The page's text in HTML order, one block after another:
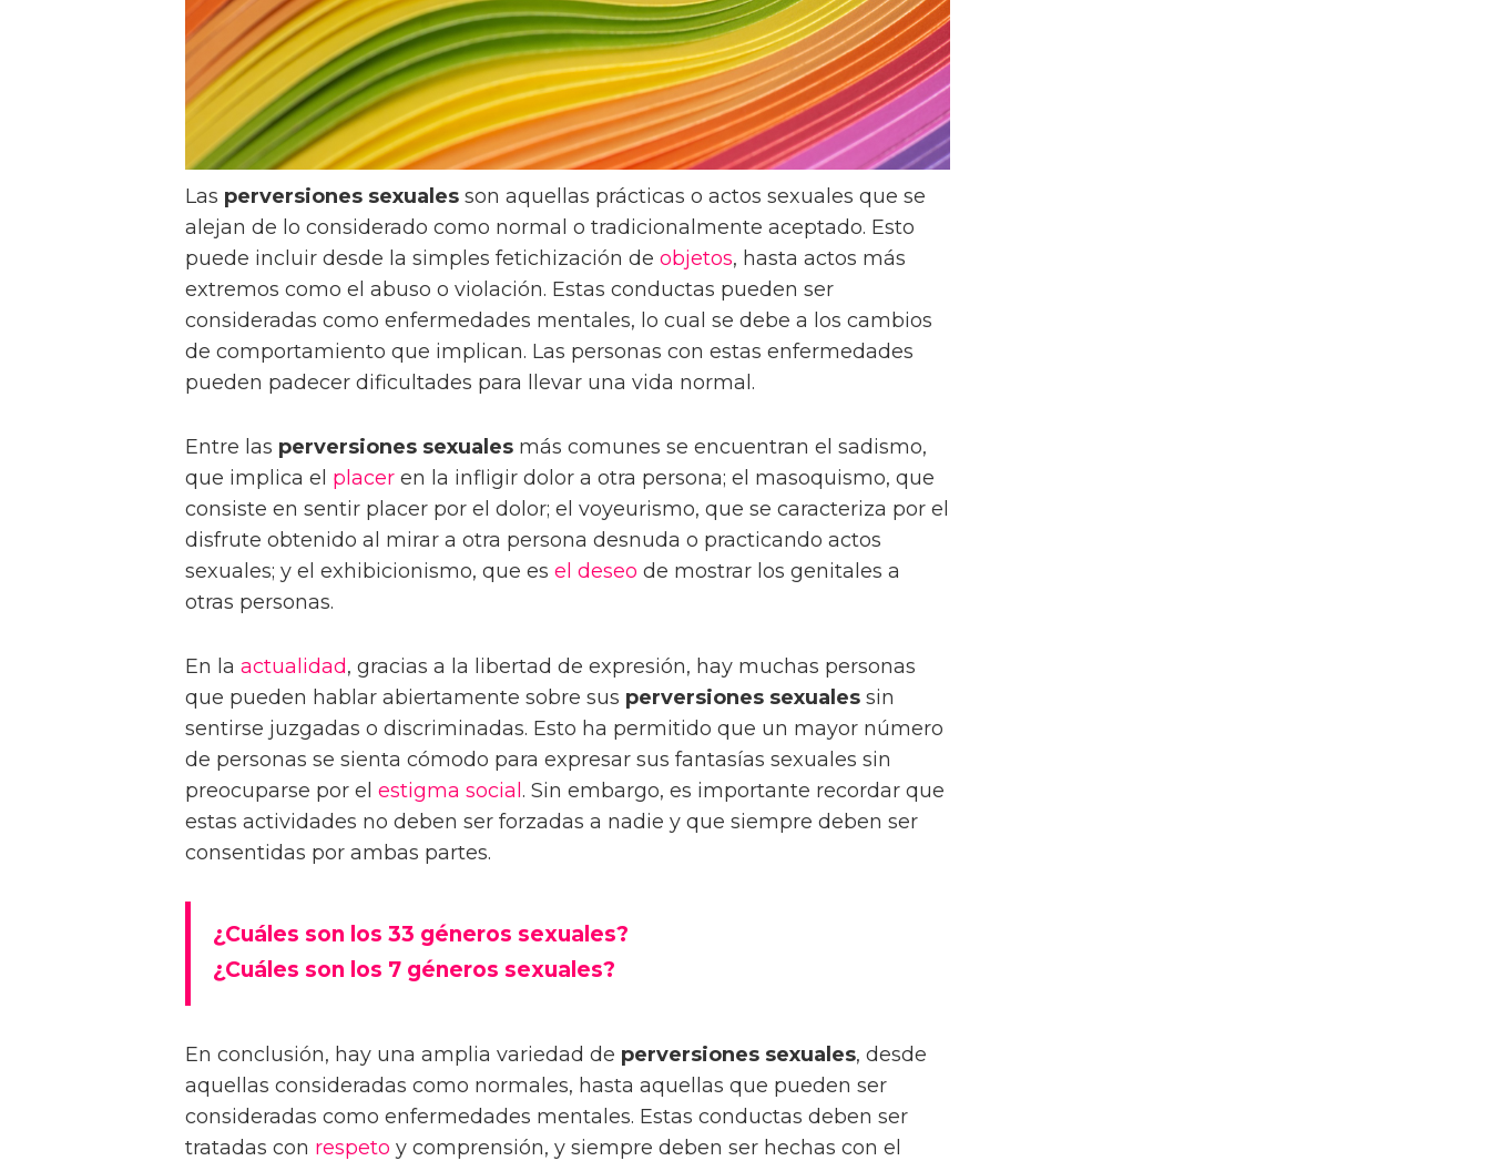
Las perversiones sexuales son aquellas prácticas o actos sexuales que se
alejan de lo considerado como normal o tradicionalmente aceptado. Esto
puede incluir desde la simples fetichización de objetos, hasta actos más
extremos como el abuso o violación. Estas conductas pueden ser
consideradas como enfermedades mentales, lo cual se debe a los cambios
de comportamiento que implican. Las personas con estas enfermedades
pueden padecer dificultades para llevar una vida normal.
Entre las perversiones sexuales más comunes se encuentran el sadismo,
que implica el placer en la infligir dolor a otra persona; el masoquismo, que
consiste en sentir placer por el dolor; el voyeurismo, que se caracteriza por el
disfrute obtenido al mirar a otra persona desnuda o practicando actos
sexuales; y el exhibicionismo, que es el deseo de mostrar los genitales a
otras personas.
En la actualidad, gracias a la libertad de expresión, hay muchas personas
que pueden hablar abiertamente sobre sus perversiones sexuales sin
sentirse juzgadas o discriminadas. Esto ha permitido que un mayor número
de personas se sienta cómodo para expresar sus fantasías sexuales sin
preocuparse por el estigma social . Sin embargo, es importante recordar que
estas actividades no deben ser forzadas a nadie y que siempre deben ser
consentidas por ambas partes.
¿Cuáles son los 33 géneros sexuales?
¿Cuáles son los 7 géneros sexuales?
En conclusión, hay una amplia variedad de perversiones sexuales, desde
aquellas consideradas como normales, hasta aquellas que pueden ser
consideradas como enfermedades mentales. Estas conductas deben ser
tratadas con respeto y comprensión, y siempre deben ser hechas con el